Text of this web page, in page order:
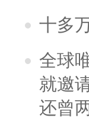
十多
全球
就邀
还曾